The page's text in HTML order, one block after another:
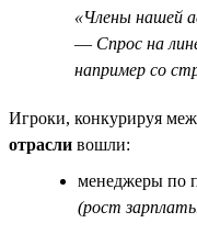
«Члены нашей
— Спрос на
например со
Игроки, конкурируя
отрасли вошли:
менеджеры по
(рост